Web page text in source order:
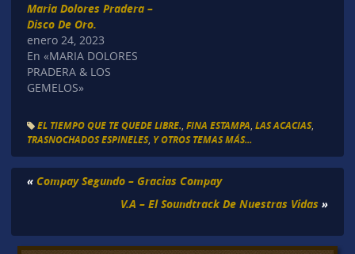
Maria Dolores Pradera –
Disco De Oro.
enero 24, 2023
En «MARIA DOLORES
PRADERA & LOS
GEMELOS»
EL TIEMPO QUE TE QUEDE LIBRE. FINA ESTAMPA LAS ACACIAS,
TRASNOCHADOS ESPINELES, Y OTROS TEMAS MÁS...
« Compay Segundo – Gracias Compay
V.A – El Soundtrack De Nuestras Vidas »